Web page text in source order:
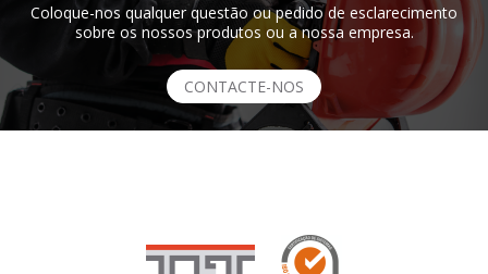
Coloque-nos qualquer questão ou pedido de esclarecimento
sobre os nossos produtos ou a nossa empresa.
CONTACTE-NOS